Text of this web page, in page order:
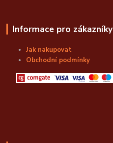
Informace pro zákazníky
Jak nakupovat
Obchodní podmínky